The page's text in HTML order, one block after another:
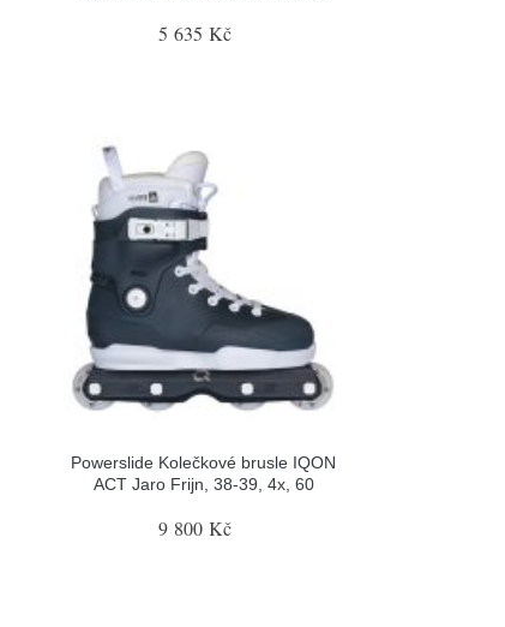
5 635 Kč
Powerslide Kolečkové brusle IQON
ACT Jaro Frijn, 38-39, 4x, 60
9 800 Kč